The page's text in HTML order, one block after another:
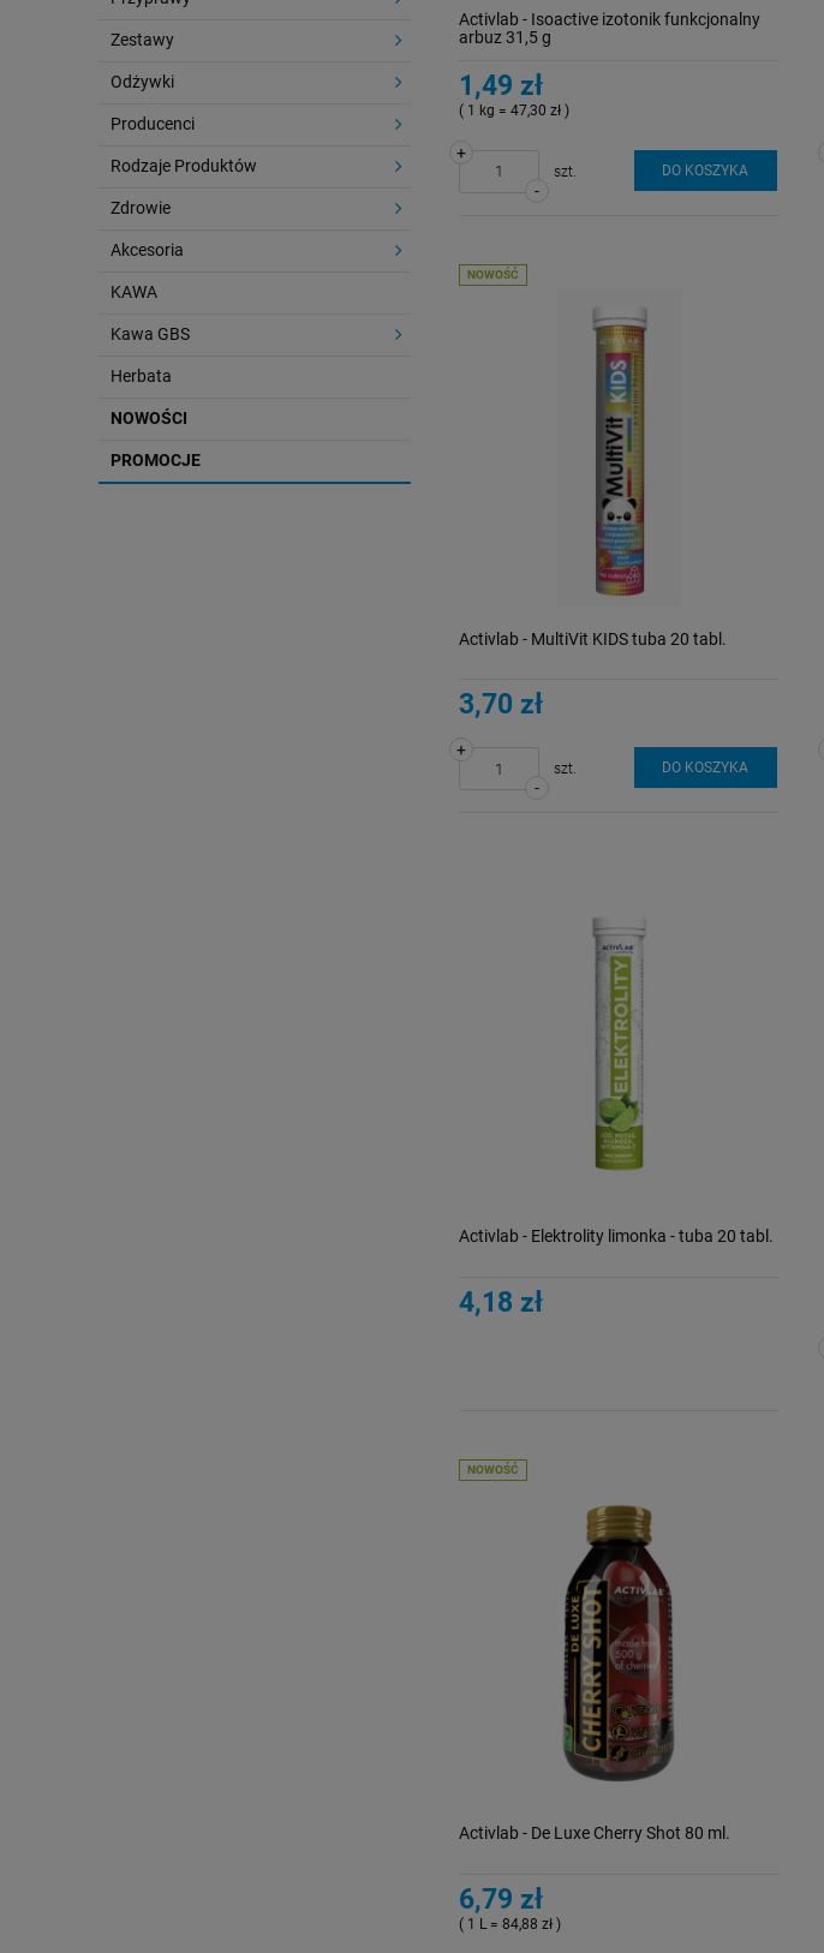
Zestawy
Odżywki
Producenci
Rodzaje Produktów
Zdrowie
Akcesoria
KAWA
Kawa GBS
Herbata
NOWOŚCI
PROMOCJE
Activlab - Isoactive izotonik funkcjonalny
arbuz 31,5 g
1,49 zł
( 1 kg = 47,30 zł )
-
+
szt. DO KOSZYKA
Activlab - MultiVit KIDS tuba 20 tabl.
3,70 zł
-
+
szt. DO KOSZYKA
NOWOŚĆ
Activlab - Elektrolity limonka - tuba 20 tabl.
4,18 zł
Activlab - De Luxe Cherry Shot 80 ml.
6,79 zł
( 1 L = 84,88 zł )
NOWOŚĆ